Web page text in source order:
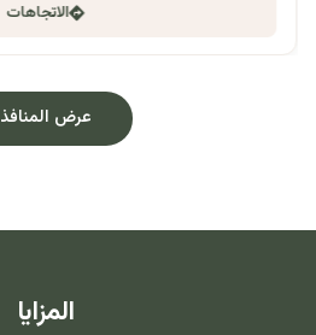
الاتجاهات
عرض المنافذ
المزايا